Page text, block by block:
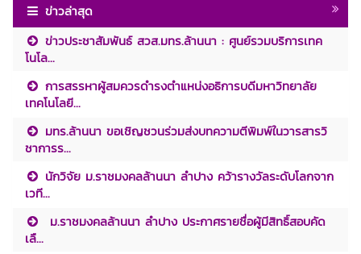
ข่าวล่าสุด
ข่าวประชาสัมพันธ์ สวส.มทร.ล้านนา : ศูนย์รวมบริการเทค
โนโล...
การสรรหาผู้สมควรดำรงตำแหน่งอธิการบดีมหาวิทยาลัย
เทคโนโลยี...
มทร.ล้านนา ขอเชิญชวนร่วมส่งบทความตีพิมพ์ในวารสารวิ
ชาการร...
นักวิจัย ม.ราชมงคลล้านนา ลำปาง คว้ารางวัลระดับโลกจาก
เวที...
ม.ราชมงคลล้านนา ลำปาง ประกาศรายชื่อผู้มีสิทธิ์สอบคัด
เลื...